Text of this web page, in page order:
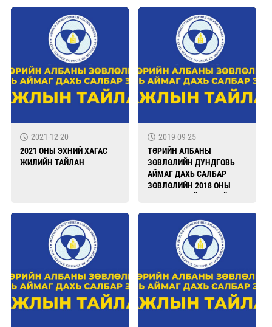
2021-12-20
2021 ОНЫ ЭХНИЙ ХАГАС
ЖИЛИЙН ТАЙЛАН
2019-09-25
ТӨРИЙН АЛБАНЫ
ЗӨВЛӨЛИЙН ДУНДГОВЬ
АЙМАГ ДАХЬ САЛБАР
ЗӨВЛӨЛИЙН 2018 ОНЫ